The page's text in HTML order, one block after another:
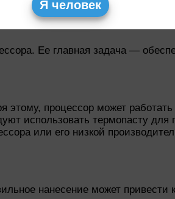
Ее главная задача —
этому, процессор может
использовать термопасту для
или его низкой
нанесение может
Я человек